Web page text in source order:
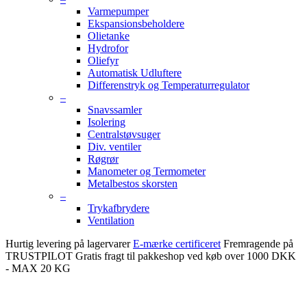
Varmepumper
Ekspansionsbeholdere
Olietanke
Hydrofor
Oliefyr
Automatisk Udluftere
Differenstryk og Temperaturregulator
–
Snavssamler
Isolering
Centralstøvsuger
Div. ventiler
Røgrør
Manometer og Termometer
Metalbestos skorsten
–
Trykafbrydere
Ventilation
Hurtig levering på lagervarer E-mærke certificeret Fremragende på
TRUSTPILOT Gratis fragt til pakkeshop ved køb over 1000 DKK
- MAX 20 KG